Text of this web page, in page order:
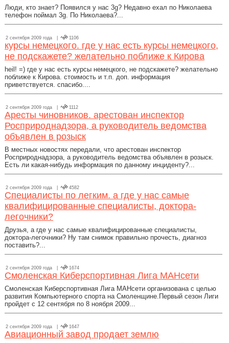
Люди, кто знает? Появился у нас 3g? Недавно ехал по Николаева
телефон поймал 3g. По Николаева?...
2 сентября 2009 года | 1106
курсы немецкого. где у нас есть курсы немецкого,
не подскажете? желательно поближе к Кирова
heil! =) где у нас есть курсы немецкого, не подскажете? желательно
поближе к Кирова. стоимость и т.п. доп. информация
приветствуется. спасибо....
2 сентября 2009 года | 1112
Аресты чиновников. арестован инспектор
Росприроднадзора, а руководитель ведомства
объявлен в розыск
В местных новостях передали, что арестован инспектор
Росприроднадзора, а руководитель ведомства объявлен в розыск.
Есть ли какая-нибудь информация по данному инциденту?...
2 сентября 2009 года | 4582
Специалисты по легким. а где у нас самые
квалифицированные специалисты, доктора-
легочники?
Друзья, а где у нас самые квалифицированные специалисты,
доктора-легочники? Ну там снимок правильно прочесть, диагноз
поставить?...
2 сентября 2009 года | 1674
Смоленская Киберспортивная Лига МАНсети
Смоленская Киберспортивная Лига МАНсети организована с целью
развития Компьютерного спорта на Смоленщине.Первый сезон Лиги
пройдет с 12 сентября по 8 ноября 2009...
2 сентября 2009 года | 1647
Авиационный завод продает землю